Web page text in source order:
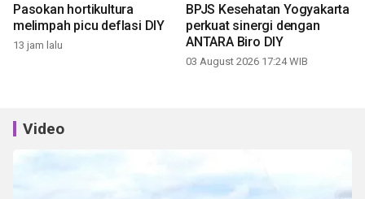
Pasokan hortikultura
melimpah picu deflasi DIY
13 jam lalu
BPJS Kesehatan Yogyakarta
perkuat sinergi dengan
ANTARA Biro DIY
03 August 2026 17:24 WIB
Video